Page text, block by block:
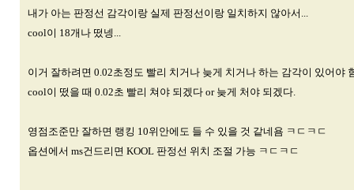
내가 아는 판정선 감각이랑 실제 판정선이랑 일치하지 않아서...
cool이 18개나 떴넹...
이거 잘하려면 0.02초정도 빨리 치거나 늦게 치거나 하는 감각이 있어야
cool이 떴을 때 0.02초 빨리 쳐야 되겠다 or 늦게 처야 되겠다.
영점조준만 잘하면 랭킹 10위안에도 들 수 있을 것 같네욤 ㅋㄷㅋㄷ
옵션에서 ms건드리면 KOOL 판정선 위치 조절 가능 ㅋㄷㅋㄷ